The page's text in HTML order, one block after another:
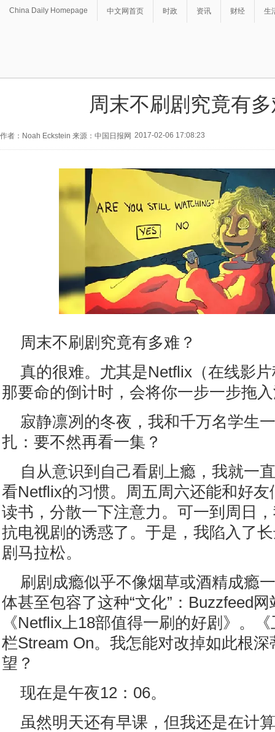
China Daily Homepage 中文网首页 时政 资讯 财经 生
周末不刷剧究竟有
作者：Noah Eckstein 来源：中国日报网 2017-02-06 17:08:23
周末不刷剧究竟有多难？
真的很难。尤其是Netflix（在线影
那要命的倒计时，会将你一步一步拖
寂静凛冽的冬夜，我和千万名学生
扎：要不然再看一集？
自从意识到自己看剧上瘾，我就一
看Netflix的习惯。周五周六还能和好
读书，分散一下注意力。可一到周日
抗电视剧的诱惑了。于是，我陷入了
剧马拉松。
刷剧成瘾似乎不像烟草或酒精成瘾
体甚至包容了这种“文化”：Buzzfeed
《Netflix上18部值得一刷的好剧》。
栏Stream On。我怎能对改掉如此根
望？
现在是午夜12：06。
虽然明天还有早课，但我还是在计